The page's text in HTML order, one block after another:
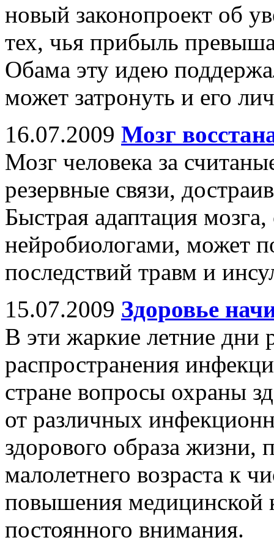
новый законопроект об
тех, чья прибыль
Обама эту идею
может затронуть и его
16.07.2009 Мозг
Мозг человека за
резервные связи,
Быстрая адаптация
нейробиологами, может
последствий травм и
15.07.2009 Здоровье
В эти жаркие летние дни
распространения
стране вопросы охраны
от различных
здорового образа
малолетнего возраста к
повышения медицинской
постоянного внимания.